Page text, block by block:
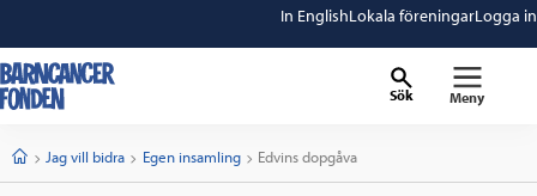
In EnglishLokala föreningarLogga in
Sök Meny
StartJag vill bidra Egen insamling Current:
Edvins dopgåva